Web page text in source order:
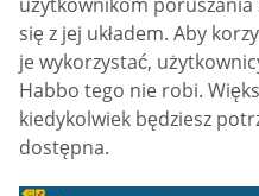
się z jej układem. Aby
je wykorzystać,
Habbo tego nie robi.
kiedykolwiek będziesz
dostępna.